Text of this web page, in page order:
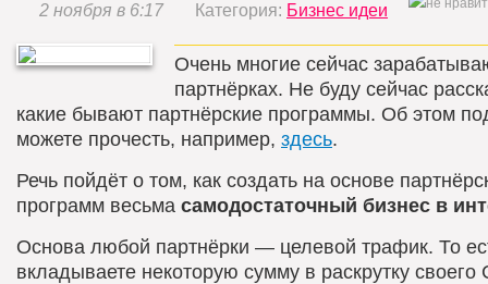
2 ноября в 6:17 Категория: Бизнес идеи
Очень многие сейчас
партнёрках. Не буду сейчас
какие бывают партнёрские программы. Об этом
можете прочесть, например, здесь.
Речь пойдёт о том, как создать на основе
программ весьма самодостаточный бизнес в
Основа любой партнёрки — целевой трафик. То
вкладываете некоторую сумму в раскрутку